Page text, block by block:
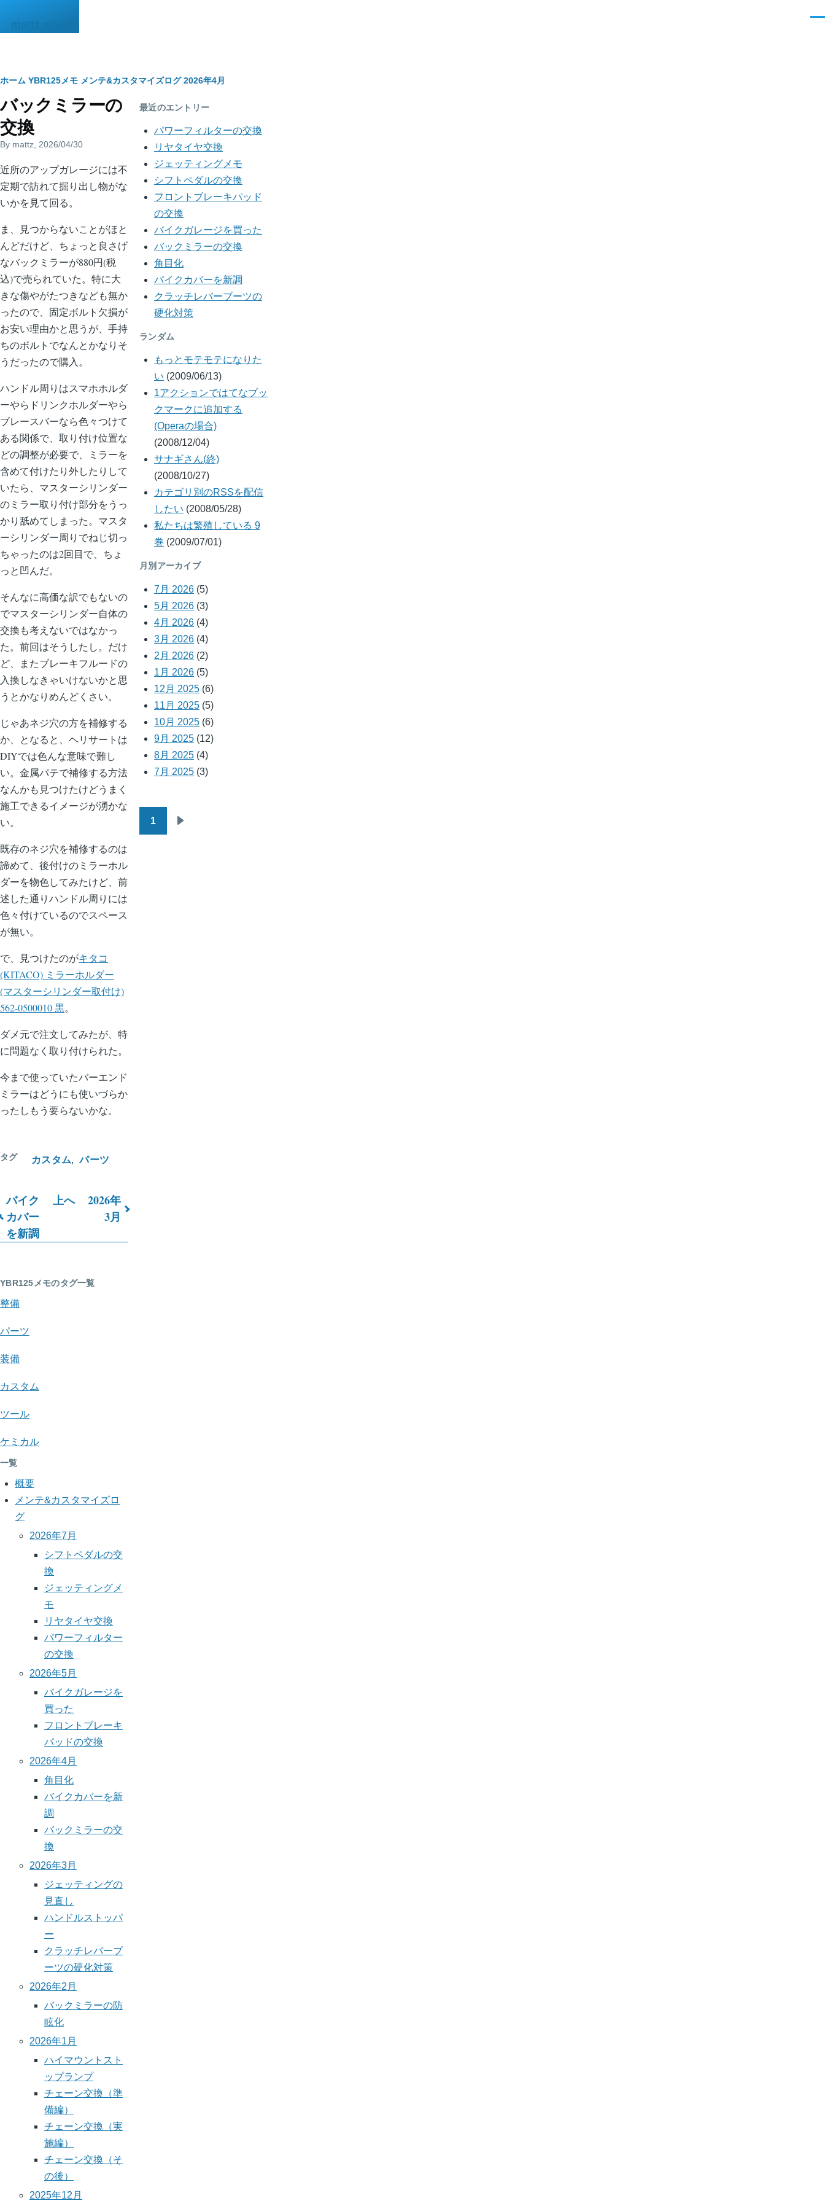
mattz.xii.jp
パ
ン
く
ず
ホーム YBR125メモ メンテ&カスタマイズログ 2026年4月
バックミラーの
交換
By mattz , 2026/04/30
body
近所のアップガレージには不
定期で訪れて掘り出し物がな
いかを見て回る。
ま、見つからないことがほと
んどだけど、ちょっと良さげ
なバックミラーが880円(税
込)で売られていた。特に大
きな傷やがたつきなども無か
ったので、固定ボルト欠損が
お安い理由かと思うが、手持
ちのボルトでなんとかなりそ
うだったので購入。
ハンドル周りはスマホホルダ
ーやらドリンクホルダーやら
ブレースバーなら色々つけて
ある関係で、取り付け位置な
どの調整が必要で、ミラーを
含めて付けたり外したりして
いたら、マスターシリンダー
のミラー取り付け部分をうっ
かり舐めてしまった。マスタ
ーシリンダー周りでねじ切っ
ちゃったのは2回目で、ちょ
っと凹んだ。
そんなに高価な訳でもないの
でマスターシリンダー自体の
交換も考えないではなかっ
た。前回はそうしたし。だけ
ど、またブレーキフルードの
入換しなきゃいけないかと思
うとかなりめんどくさい。
じゃあネジ穴の方を補修する
か、となると、ヘリサートは
DIYでは色んな意味で難し
い。金属パテで補修する方法
なんかも見つけたけどうまく
施工できるイメージが湧かな
い。
既存のネジ穴を補修するのは
諦めて、後付けのミラーホル
ダーを物色してみたけど、前
述した通りハンドル周りには
色々付けているのでスペース
が無い。
で、見つけたのがキタコ
(KITACO) ミラーホルダー
(マスターシリンダー取付け)
562-0500010 黒。
ダメ元で注文してみたが、特
に問題なく取り付けられた。
今まで使っていたバーエンド
ミラーはどうにも使いづらか
ったしもう要らないかな。
タグ カスタム パーツ
ブ
ッ
横
断
リ
YBR125
メ
モ
バイク
カバー
を新調
上へ
2026年
3月
YBR125メモのタグ一覧
整備
パーツ
装備
カスタム
ツール
ケミカル
一覧
概要
メンテ&カスタマイズロ
グ
2026年7月
シフトペダルの交
換
ジェッティングメ
モ
リヤタイヤ交換
パワーフィルター
の交換
2026年5月
バイクガレージを
買った
フロントブレーキ
パッドの交換
2026年4月
角目化
バイクカバーを新
調
バックミラーの交
換
2026年3月
ジェッティングの
見直し
ハンドルストッパ
ー
クラッチレバーブ
ーツの硬化対策
2026年2月
バックミラーの防
眩化
2026年1月
ハイマウントスト
ップランプ
チェーン交換（準
備編）
チェーン交換（実
施編）
チェーン交換（そ
の後）
2025年12月
最近のエントリー
パワーフィルターの交換
リヤタイヤ交換
ジェッティングメモ
シフトペダルの交換
フロントブレーキパッド
の交換
バイクガレージを買った
バックミラーの交換
角目化
バイクカバーを新調
クラッチレバーブーツの
硬化対策
ランダム
もっとモテモテになりた
い (2009/06/13)
1アクションではてなブッ
クマークに追加する
(Operaの場合)
(2008/12/04)
サナギさん(終)
(2008/10/27)
カテゴリ別のRSSを配信
したい (2008/05/28)
私たちは繁殖している 9
巻 (2009/07/01)
月別アーカイブ
7月 2026 (5)
5月 2026 (3)
4月 2026 (4)
3月 2026 (4)
2月 2026 (2)
1月 2026 (5)
12月 2025 (6)
11月 2025 (5)
10月 2025 (6)
9月 2025 (12)
8月 2025 (4)
7月 2025 (3)
1